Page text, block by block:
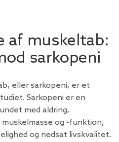
af muskeltab:
sarkopeni
eller sarkopeni, er et
Sarkopeni er en
med aldring,
og -funktion,
og nedsat livskvalitet.